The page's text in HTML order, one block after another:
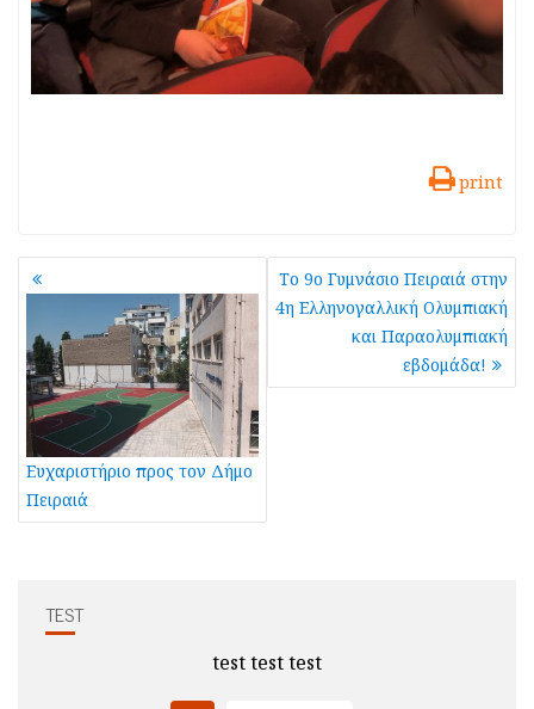
print
Πλοήγηση
άρθρων
Ευχαριστήριο προς τον Δήμο
Πειραιά
Το 9ο Γυμνάσιο Πειραιά στην
4η Ελληνογαλλική Ολυμπιακή
και Παραολυμπιακή
εβδομάδα!
TEST
test test test